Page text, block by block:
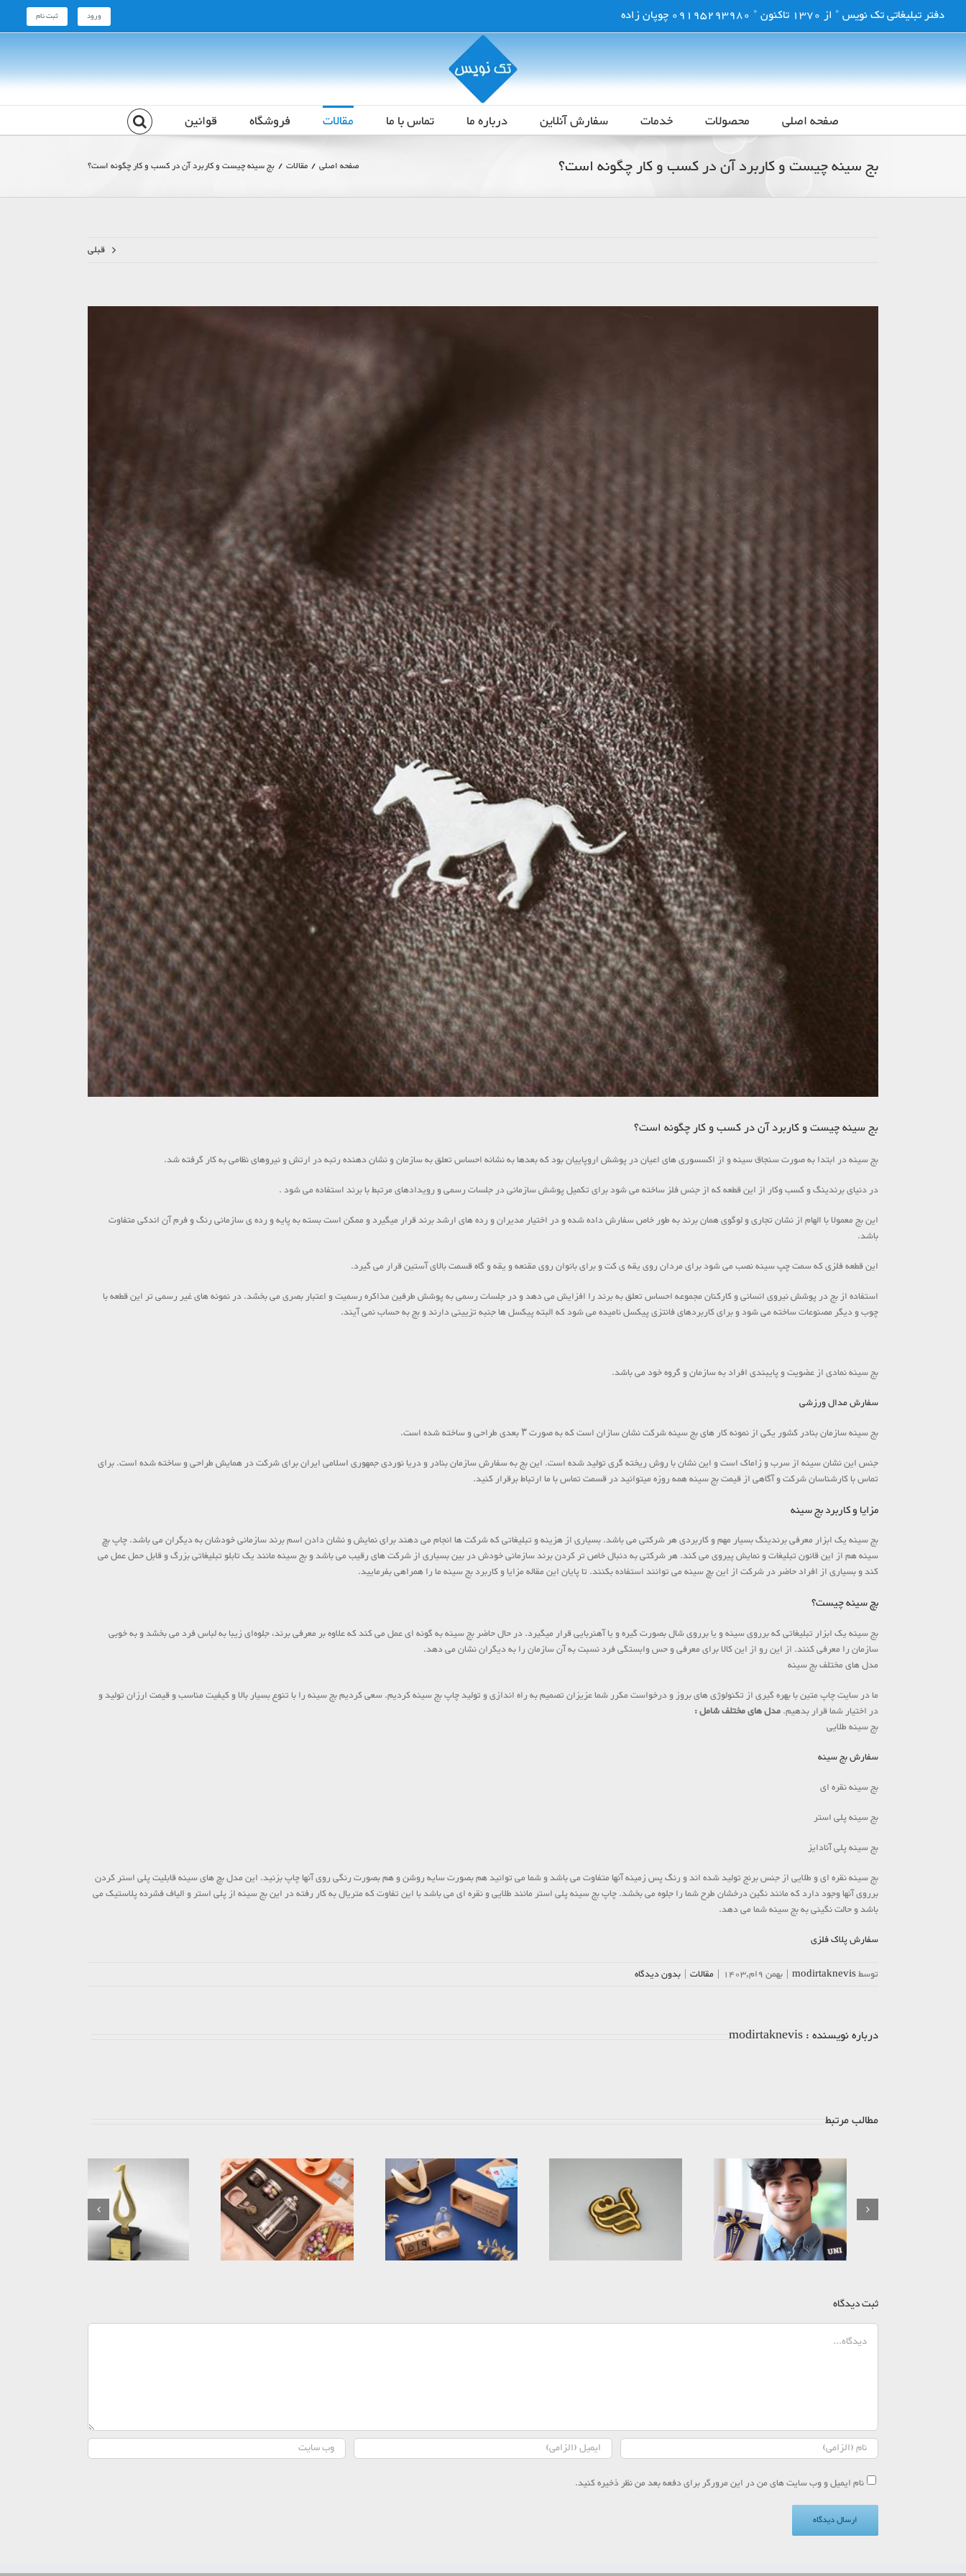
محتوا
دفتر تبلیغاتی تک نویس * از 1370 تاکنون * 09195293980 چوپان زاده ورود ثبت نام
صفحه اصلی محصولات خدمات سفارش آنلاین درباره ما تماس با ما مقالات فروشگاه قوانین
بج سینه چیست و کاربرد آن در کسب و کار چگونه است؟ صفحه اصلی مقالات بج سینه چیست و کاربرد آن در کسب و کار چگونه است؟
قبلی
بج سینه چیست و کاربرد آن در کسب و کار چگونه است؟
بج سینه در ابتدا به صورت سنجاق سینه و از اکسسوری های اعیان در پوشش اروپاییان بود که بعدها به نشانه احساس تعلق به سازمان و نشان دهنده رتبه در ارتش و نیروهای نظامی به کار گرفته شد.
در دنیای برندینگ و کسب وکار از این قطعه که از جنس فلز ساخته می شود برای تکمیل پوشش سازمانی در جلسات رسمی و رویدادهای مرتبط با برند استفاده می شود .
این بج معمولا با الهام از نشان تجاری و لوگوی همان برند به طور خاص سفارش داده شده و در اختیار مدیران و رده های ارشد برند قرار میگیرد و ممکن است بسته به پایه و رده ی سازمانی رنگ و فرم آن اندکی متفاوت
باشد.
این قطعه فلزی که سمت چپ سینه نصب می شود برای مردان روی یقه ی کت و برای بانوان روی مقنعه و یقه و گاه قسمت بالای آستین قرار می گیرد.
استفاده از بج در پوشش نیروی انسانی و کارکنان مجموعه احساس تعلق به برند را افزایش می دهد و در جلسات رسمی به پوشش طرفین مذاکره رسمیت و اعتبار بصری می بخشد. در نمونه های غیر رسمی تر این قطعه با
چوب و دیگر مصنوعات ساخته می شود و برای کاربردهای فانتزی پیکسل نامیده می شود که البته پیکسل ها جنبه تزیینی دارند و بج به حساب نمی آیند.
بج سینه نمادی از عضویت و پایبندی افراد به سازمان و گروه خود می باشد.
سفارش مدال ورزشی
بج سینه سازمان بنادر کشور یکی از نمونه کار های بج سینه شرکت نشان سازان است که به صورت ۳ بعدی طراحی و ساخته شده است.
جنس این نشان سینه از سرب و زاماک است و این نشان با روش ریخته گری تولید شده است. این بج به سفارش سازمان بنادر و دریا نوردی جمهوری اسلامی ایران برای شرکت در همایش طراحی و ساخته شده است. برای
تماس با کارشناسان شرکت و آگاهی از قیمت بج سینه همه روزه میتوانید در قسمت تماس با ما ارتباط برقرار کنید.
مزایا و کاربرد بج سینه
بج سینه یک ابزار معرفی برندینگ بسیار مهم و کاربردی هر شرکتی می باشد. بسیاری از هزینه و تبلیغاتی که شرکت ها انجام می دهند برای نمایش و نشان دادن اسم برند سازمانی خودشان به دیگران می باشد. چاپ بچ
سینه هم از این قانون تبلیغات و نمایش پیروی می کند. هر شرکتی به دنبال خاص تر کردن برند سازمانی خودش در بین بسیاری از شرکت های رقیب می باشد و بج سینه مانند یک تابلو تبلیغاتی بزرگ و قابل حمل عمل می
کند و بسیاری از افراد حاضر در شرکت از این بچ سینه می توانند استفاده بکنند. تا پایان این مقاله مزایا و کاربرد بج سینه ما را همراهی بفرمایید.
بچ سینه چیست؟
بج سینه یک ابزار تبلیغاتی که برروی سینه و یا برروی شال بصورت گیره و یا آهنربایی قرار میگیرد. در حال حاضر بج سینه به گونه ای عمل می کند که علاوه بر معرفی برند، جلوه‌ای زیبا به لباس فرد می بخشد و به خوبی
سازمان را معرفی کنند. از این رو از این کالا برای معرفی و حس وابستگی فرد نسبت به آن سازمان را به دیگران نشان می دهد.
مدل های مختلف بج سینه
ما در سایت چاپ متین با بهره گیری از تکنولوژی های بروز و درخواست مکرر شما عزیزان تصمیم به راه اندازی و تولید چاپ بج سینه کردیم. سعی کردیم بج سینه را با تنوع بسیار بالا و کیفیت مناسب و قیمت ارزان تولید و
در اختیار شما قرار بدهیم.مدل های مختلف شامل :
بج سینه طلایی
سفارش بج سینه
بج سینه نقره ای
بج سینه پلی استر
بج سینه پلی آنادایز
بج سینه نقره ای و طلایی از جنس برنج تولید شده اند و رنگ پس زمینه آنها متفاوت می باشد و شما می توانید هم بصورت سایه روشن و هم بصورت رنگی روی آنها چاپ بزنید. این مدل بچ های سینه قابلیت پلی استر کردن
برروی آنها وجود دارد که مانند نگین درخشان طرح شما را جلوه می بخشد. چاپ بج سینه پلی استر مانند طلایی و نقره ای می باشد با این تفاوت که متریال به کار رفته در این بج سینه از پلی استر و الیاف فشرده پلاستیک می
باشد و حالت نگینی به بج سینه شما می دهد.
سفارش پلاک فلزی
توسطmodirtaknevis
| بهمن 9ام,1403 | مقالات | بدون ديدگاه
درباره نویسنده :modirtaknevis
مطالب مرتبط
خاص ترین هدایای تبلیغاتی برای
بج سینه آب نیکل مات و براق هدایای تبلیغاتی ارزان هدایای تبلیغاتی نمایشگاهی خرید تندیس ورزشی
ثبت ديدگاه
دیدگاه
نام ایمیل و وب سایت های من در این مرورگر برای دفعه بعد من نظر ذخیره کنید.